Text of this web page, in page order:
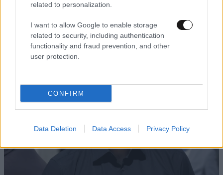
related to personalization.
I want to allow Google to enable storage
related to security, including authentication
functionality and fraud prevention, and other
user protection.
CONFIRM
Data Deletion Data Access Privacy Policy
Αθηνά Οικονομάκου από τα Μπόρα Μπόρα:
«Έσκασε τώρα όλη η κούραση» – Το απρόοπτο
πρόβλημα υγείας